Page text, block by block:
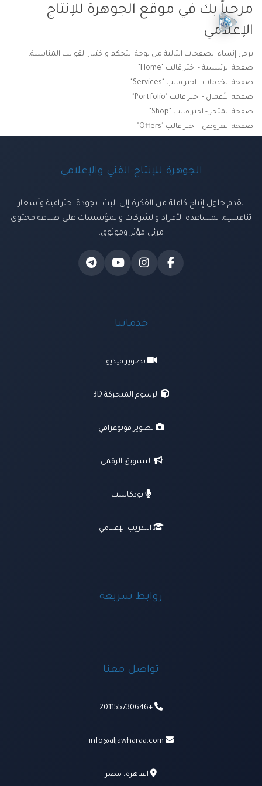
مرحباً بك في موقع الجوهرة للإنتاج
الإعلامي
يرجى إنشاء الصفحات التالية من لوحة التحكم واختيار القوالب المناسبة:
صفحة الرئيسية - اختر قالب "Home"
صفحة الخدمات - اختر قالب "Services"
صفحة الأعمال - اختر قالب "Portfolio"
صفحة المتجر - اختر قالب "Shop"
صفحة العروض - اختر قالب "Offers"
الجوهرة للإنتاج الفني والإعلامي
نقدم حلول إنتاج كاملة من الفكرة إلى البث، بجودة احترافية وأسعار
تنافسية، لمساعدة الأفراد والشركات والمؤسسات على صناعة محتوى
مرئي مؤثر وموثوق.
خدماتنا
تصوير فيديو
الرسوم المتحركة 3D
تصوير فوتوغرافي
التسويق الرقمي
بودكاست
التدريب الإعلامي
روابط سريعة
تواصل معنا
+201155730646
info@aljawharaa.com
القاهرة، مصر